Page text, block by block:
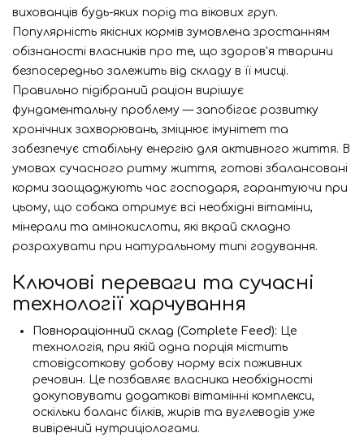
вихованців будь-яких порід та вікових груп.
Популярність якісних кормів зумовлена зростанням
обізнаності власників про те, що здоров'я тварини
безпосередньо залежить від складу в її мисці.
Правильно підібраний раціон вирішує
фундаментальну проблему — запобігає розвитку
хронічних захворювань, зміцнює імунітет та
забезпечує стабільну енергію для активного життя. В
умовах сучасного ритму життя, готові збалансовані
корми заощаджують час господаря, гарантуючи при
цьому, що собака отримує всі необхідні вітаміни,
мінерали та амінокислоти, які вкрай складно
розрахувати при натуральному типі годування.
Ключові переваги та сучасні
технології харчування
Повнораціонний склад (Complete Feed): Це
технологія, при якій одна порція містить
стовідсоткову добову норму всіх поживних
речовин. Це позбавляє власника необхідності
докуповувати додаткові вітамінні комплекси,
оскільки баланс білків, жирів та вуглеводів уже
вивірений нутриціологами.